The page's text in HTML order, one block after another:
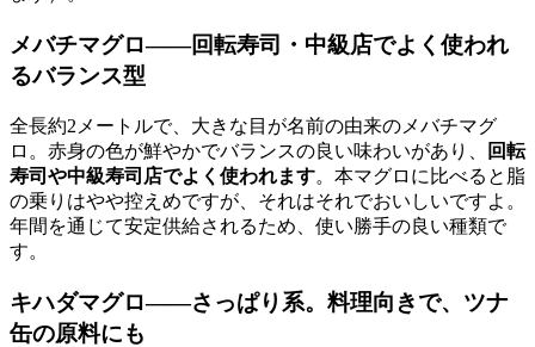
メバチマグロ――回転寿司・中級店でよく使われ
るバランス型
全長約2メートルで、大きな目が名前の由来のメバチマグ
ロ。赤身の色が鮮やかでバランスの良い味わいがあり、
回転
寿司や中級寿司店でよく使われます。本マグロに比べると脂
の乗りはやや控えめですが、それはそれでおいしいですよ。
年間を通じて安定供給されるため、使い勝手の良い種類で
す。
キハダマグロ――さっぱり系。料理向きで、ツナ
缶の原料にも